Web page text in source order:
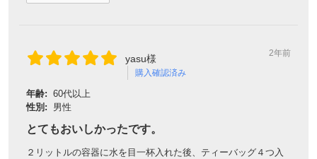
yasu様
購入確認済み
2年前
年齢: 60代以上
性別:
男性
とてもおいしかったです。
２リットルの容器に水を目一杯入れた後、ティーバッグ４つ入
利用条件：3,000円以上のお買い物でご利用いただけます
ご利用回数：お一人様1回限り
※他のクーポンとの併用はできません
クーポンのご利用方法はこちら >>